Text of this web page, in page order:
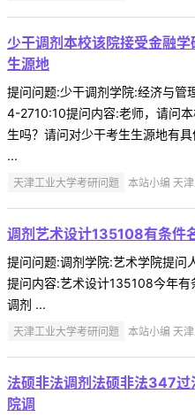
少干调剂本校该院接受金融
生源地
提问问题:少干调剂学院:经济与
4-2710:10提问内容:老师，请问
生吗？请问对少干考生生源地有
...
天津工业大学考研问题 本站小编 天
调剂艺术设计135108有条件
提问问题:调剂学院:艺术学院提
提问内容:艺术设计135108今年
调剂 ...
天津工业大学考研问题 本站小编 天
法硕非法调剂法硕非法347
院调